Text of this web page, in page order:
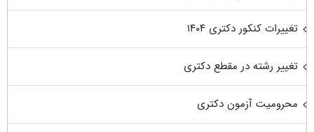
تغییرات کنکور دکتری ۱۴۰۴
تغییر رشته در مقطع دکتری
محرومیت آزمون دکتری